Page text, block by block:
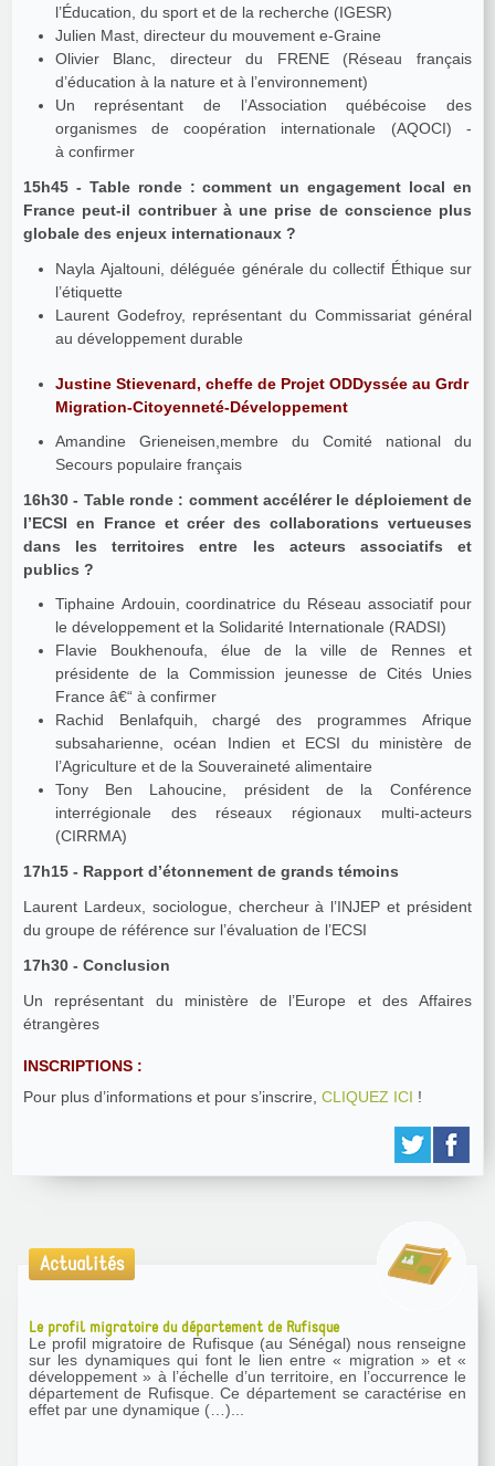
l’Éducation, du sport et de la recherche (IGESR)
Julien Mast, directeur du mouvement e-Graine
Olivier Blanc, directeur du FRENE (Réseau français
d’éducation à la nature et à l’environnement)
Un représentant de l’Association québécoise des
organismes de coopération internationale (AQOCI) -
à confirmer
15h45 - Table ronde : comment un engagement local en
France peut-il contribuer à une prise de conscience plus
globale des enjeux internationaux ?
Nayla Ajaltouni, déléguée générale du collectif Éthique sur
l’étiquette
Laurent Godefroy, représentant du Commissariat général
au développement durable
Justine Stievenard, cheffe de Projet ODDyssée au Grdr
Migration-Citoyenneté-Développement
Amandine Grieneisen,membre du Comité national du
Secours populaire français
16h30 - Table ronde : comment accélérer le déploiement de
l’ECSI en France et créer des collaborations vertueuses
dans les territoires entre les acteurs associatifs et
publics ?
Tiphaine Ardouin, coordinatrice du Réseau associatif pour
le développement et la Solidarité Internationale (RADSI)
Flavie Boukhenoufa, élue de la ville de Rennes et
présidente de la Commission jeunesse de Cités Unies
France â€“ à confirmer
Rachid Benlafquih, chargé des programmes Afrique
subsaharienne, océan Indien et ECSI du ministère de
l’Agriculture et de la Souveraineté alimentaire
Tony Ben Lahoucine, président de la Conférence
interrégionale des réseaux régionaux multi-acteurs
(CIRRMA)
17h15 - Rapport d’étonnement de grands témoins
Laurent Lardeux, sociologue, chercheur à l’INJEP et président
du groupe de référence sur l’évaluation de l’ECSI
17h30 - Conclusion
Un représentant du ministère de l’Europe et des Affaires
étrangères
INSCRIPTIONS :
Pour plus d’informations et pour s’inscrire, CLIQUEZ ICI !
Actualités
Le profil migratoire du département de Rufisque
Le profil migratoire de Rufisque (au Sénégal) nous renseigne
sur les dynamiques qui font le lien entre « migration » et «
développement » à l’échelle d’un territoire, en l’occurrence le
département de Rufisque. Ce département se caractérise en
effet par une dynamique (…)...